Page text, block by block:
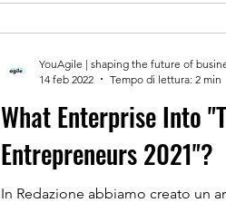
What Enterprise Into
Entrepreneurs 2021"?
In Redazione abbiamo creato un
YouAgile | shaping the future of
14 feb 2022
Tempo di lettura: 2 min